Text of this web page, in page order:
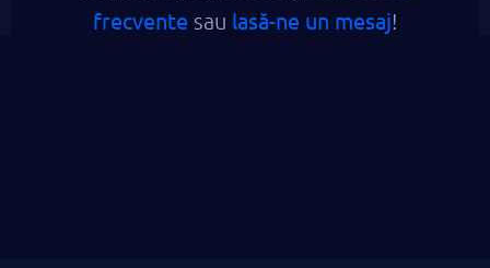
frecvente sau lasă-ne un mesaj!